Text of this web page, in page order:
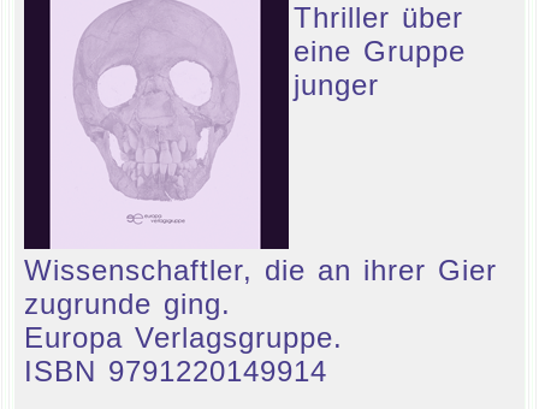
Thriller über
eine Gruppe
junger
Wissenschaftler, die an ihrer Gier
zugrunde ging.
Europa Verlagsgruppe.
ISBN 9791220149914